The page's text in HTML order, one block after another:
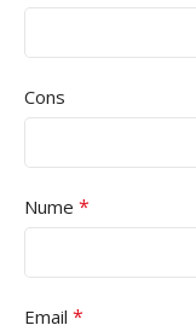
Cons
Nume *
Email *